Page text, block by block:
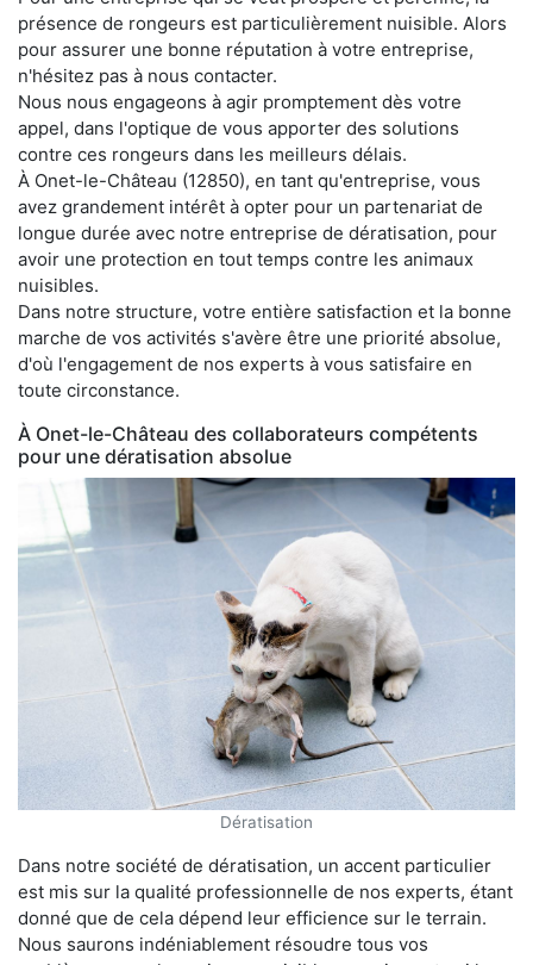
présence de rongeurs est particulièrement nuisible. Alors
pour assurer une bonne réputation à votre entreprise,
n'hésitez pas à nous contacter.
Nous nous engageons à agir promptement dès votre
appel, dans l'optique de vous apporter des solutions
contre ces rongeurs dans les meilleurs délais.
À Onet-le-Château (12850), en tant qu'entreprise, vous
avez grandement intérêt à opter pour un partenariat de
longue durée avec notre entreprise de dératisation, pour
avoir une protection en tout temps contre les animaux
nuisibles.
Dans notre structure, votre entière satisfaction et la bonne
marche de vos activités s'avère être une priorité absolue,
d'où l'engagement de nos experts à vous satisfaire en
toute circonstance.
À Onet-le-Château des collaborateurs compétents
pour une dératisation absolue
Dératisation
Dans notre société de dératisation, un accent particulier
est mis sur la qualité professionnelle de nos experts, étant
donné que de cela dépend leur efficience sur le terrain.
Nous saurons indéniablement résoudre tous vos